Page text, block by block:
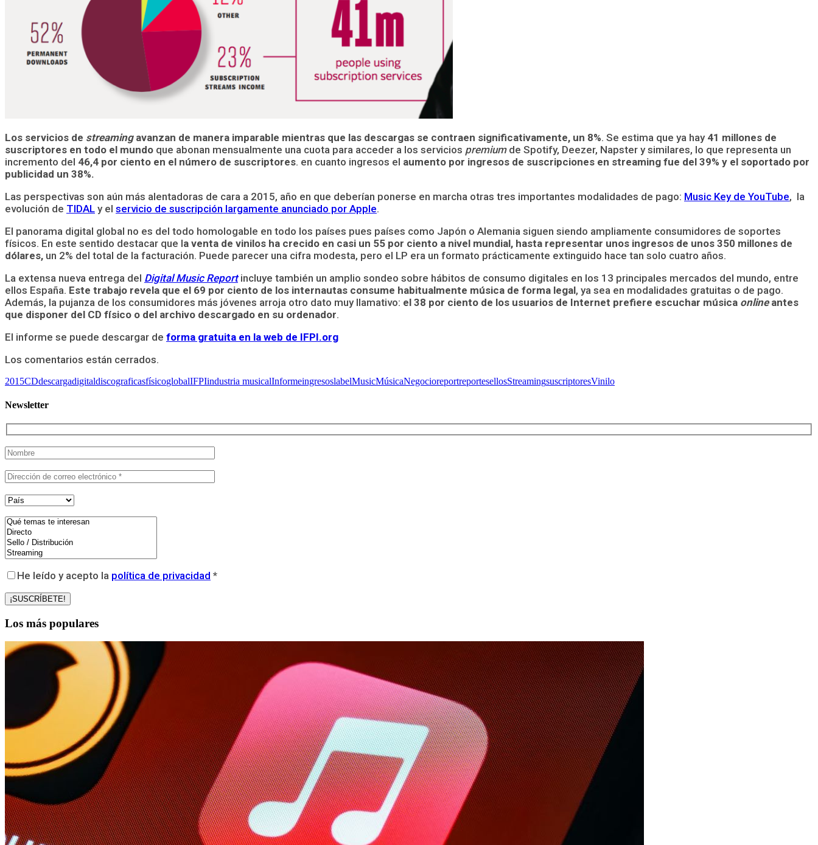
Los servicios de streaming avanzan de manera imparable mientras que las descargas se contraen significativamente, un 8%. Se estima que ya hay 41 millones de
suscriptores en todo el mundo que abonan mensualmente una cuota para acceder a los servicios premium de Spotify, Deezer, Napster y similares, lo que representa un
incremento del 46,4 por ciento en el número de suscriptores. en cuanto ingresos el aumento por ingresos de suscripciones en streaming fue del 39% y el soportado por
publicidad un 38%.
Las perspectivas son aún más alentadoras de cara a 2015, año en que deberían ponerse en marcha otras tres importantes modalidades de pago: Music Key de YouTube, la
evolución de TIDAL y el servicio de suscripción largamente anunciado por Apple.
El panorama digital global no es del todo homologable en todo los países pues países como Japón o Alemania siguen siendo ampliamente consumidores de soportes
físicos. En este sentido destacar que la venta de vinilos ha crecido en casi un 55 por ciento a nivel mundial, hasta representar unos ingresos de unos 350 millones de
dólares, un 2% del total de la facturación. Puede parecer una cifra modesta, pero el LP era un formato prácticamente extinguido hace tan solo cuatro años.
La extensa nueva entrega del Digital Music Reportincluye también un amplio sondeo sobre hábitos de consumo digitales en los 13 principales mercados del mundo, entre
ellos España. Este trabajo revela que el 69 por ciento de los internautas consume habitualmente música de forma legal, ya sea en modalidades gratuitas o de pago.
Además, la pujanza de los consumidores más jóvenes arroja otro dato muy llamativo: el 38 por ciento de los usuarios de Internet prefiere escuchar música onlineantes
que disponer del CD físico o del archivo descargado en su ordenador.
El informe se puede descargar de forma gratuita en la web de IFPI.org
Los comentarios están cerrados.
2015CDdescargadigitaldiscograficasfísicoglobalIFPIindustria musicalInformeingresoslabelMusicMúsicaNegocioreportreportesellosStreamingsuscriptoresVinilo
Newsletter
He leído y acepto la política de privacidad *
Los más populares